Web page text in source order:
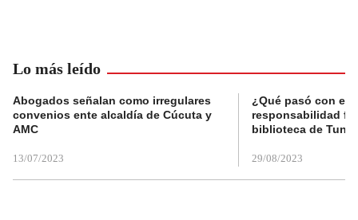
Lo más leído
Abogados señalan como irregulares
convenios ente alcaldía de Cúcuta y
AMC
13/07/2023
¿Qué pasó con el
responsabilidad
biblioteca de
29/08/2023